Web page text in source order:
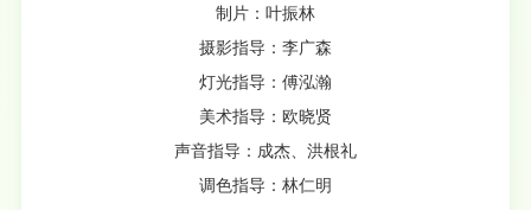
制片：叶振林
摄影指导：李广森
灯光指导：傅泓瀚
美术指导：欧晓贤
声音指导：成杰、洪根礼
调色指导：林仁明